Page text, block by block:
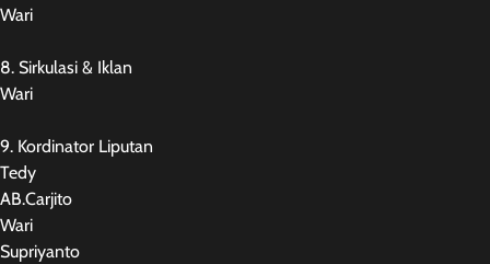
Wari
8. Sirkulasi & Iklan
Wari
9. Kordinator Liputan
Tedy
AB.Carjito
Wari
Supriyanto